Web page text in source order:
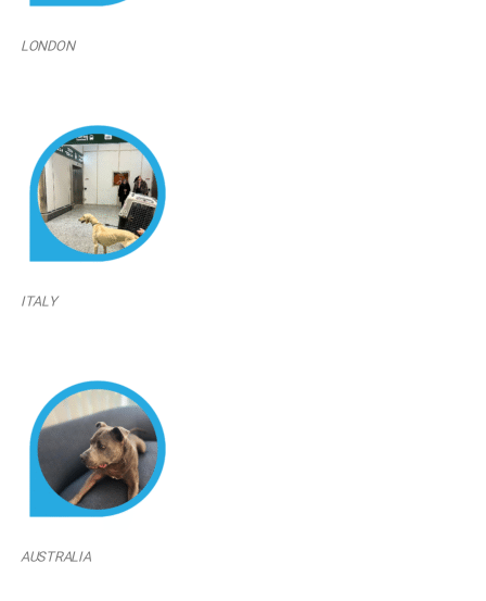
LONDON
ITALY
AUSTRALIA